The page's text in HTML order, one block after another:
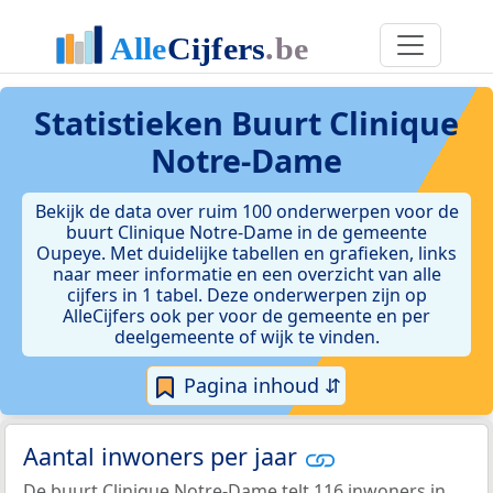
Statistieken Buurt Clinique
Notre-Dame
Bekijk de data over ruim 100 onderwerpen voor de
buurt Clinique Notre-Dame in de gemeente
Oupeye. Met duidelijke tabellen en grafieken, links
naar meer informatie en een overzicht van alle
cijfers in 1 tabel. Deze onderwerpen zijn op
AlleCijfers ook per voor de gemeente en per
deelgemeente of wijk te vinden.
Pagina inhoud ⇵
Aantal inwoners per jaar